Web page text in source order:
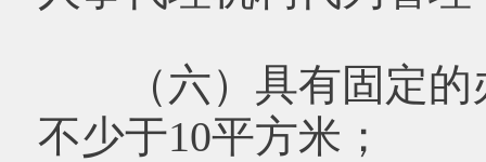
（六）具有固定的
不少于10平方米；